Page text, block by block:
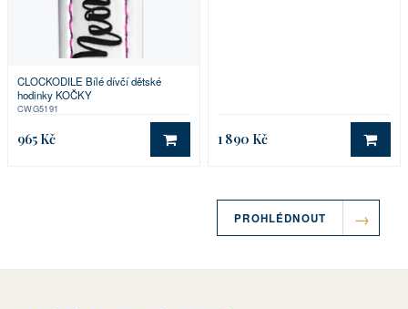
CLOCKODILE Bílé dívčí dětské
hodinky KOČKY
CWG5191
965 Kč DO KOŠÍKU
1 890 Kč DO
PROHLÉDNOUT